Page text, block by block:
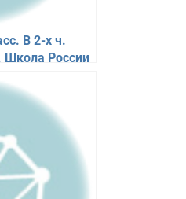
В 2-х ч.
Школа России